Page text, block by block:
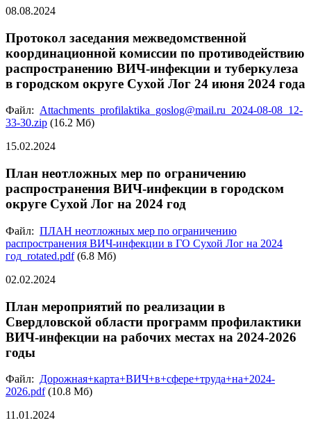
08.08.2024
Протокол заседания межведомственной
координационной комиссии по противодействию
распространению ВИЧ-инфекции и туберкулеза
в городском округе Сухой Лог 24 июня 2024 года
Файл: Attachments_profilaktika_goslog@mail.ru_2024-08-08_12-
33-30.zip (16.2 Мб)
15.02.2024
План неотложных мер по ограничению
распространения ВИЧ-инфекции в городском
округе Сухой Лог на 2024 год
Файл: ПЛАН неотложных мер по ограничению
распространения ВИЧ-инфекции в ГО Сухой Лог на 2024
год_rotated.pdf(6.8 Мб)
02.02.2024
План мероприятий по реализации в
Свердловской области программ профилактики
ВИЧ-инфекции на рабочих местах на 2024-2026
годы
Файл: Дорожная+карта+ВИЧ+в+сфере+труда+на+2024-
2026.pdf(10.8 Мб)
11.01.2024